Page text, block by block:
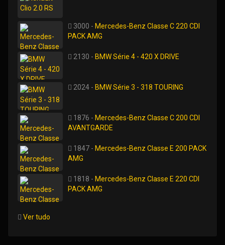
3000 - Mercedes-Benz Classe C 220 CDI
PACK AMG
2130 - BMW Série 4 - 420 X DRIVE
2024 - BMW Série 3 - 318 TOURING
1876 - Mercedes-Benz Classe C 200 CDI
AVANTGARDE
1847 - Mercedes-Benz Classe E 200 PACK
AMG
1818 - Mercedes-Benz Classe E 220 CDI
PACK AMG
Ver tudo